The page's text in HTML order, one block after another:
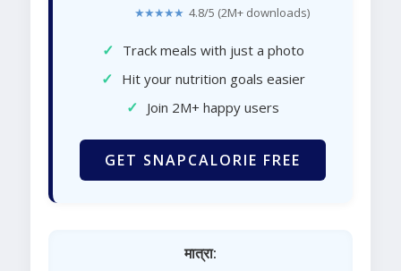
★★★★★ 4.8/5 (2M+ downloads)
✓ Track meals with just a photo
✓ Hit your nutrition goals easier
✓ Join 2M+ happy users
GET SNAPCALORIE FREE
मात्रा: